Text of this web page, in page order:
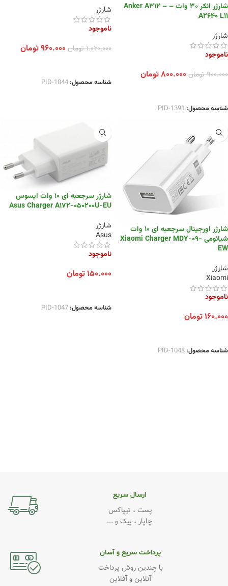
شارژر انکر 30 وات – Anker A312 –
A2640 L11
شارژر
ناموجود
۹۰۰.۰۰۰تومان ۸۰۰.۰۰۰تومان
شناسه محصول: PID-1391
شارژر
ناموجود
۱.۰۲۰.۰۰۰تومان ۹۶۰.۰۰۰تومان
شناسه محصول: PID-1044
شارژر اورجینال سرجعبه ای ۱۰ وات
شیائومی Xiaomi Charger MDY-09-
EW
شارژر
Xiaomi
ناموجود
۱۶۰.۰۰۰تومان
شناسه محصول: PID-1048
شارژر سرجعبه ای ۱۰ وات ایسوس
Asus Charger A172-050200U-EU
شارژر
Asus
ناموجود
۱۵۰.۰۰۰تومان
شناسه محصول: PID-1047
ارسال سریع
پست ، تیپاکس
چاپار ، پیک و ...
پرداخت سریع و آسان
با چندین روش پرداخت
آنلاین و آفلاین